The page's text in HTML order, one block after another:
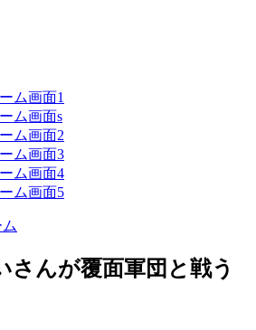
さんが覆面軍団と戦う